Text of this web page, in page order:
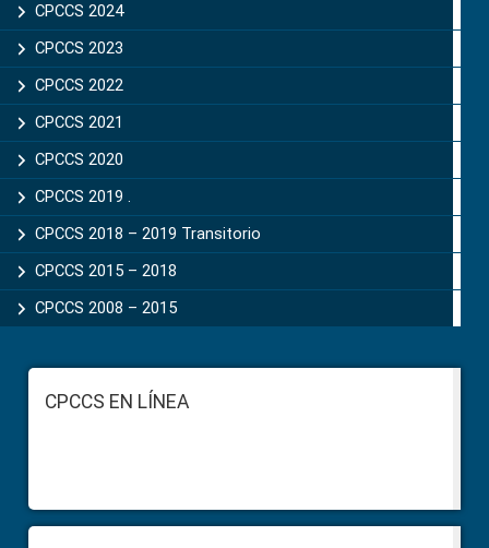
CPCCS 2024
CPCCS 2023
CPCCS 2022
CPCCS 2021
CPCCS 2020
CPCCS 2019 .
CPCCS 2018 – 2019 Transitorio
CPCCS 2015 – 2018
CPCCS 2008 – 2015
FooterCPCCS EN LÍNEA